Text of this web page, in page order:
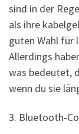
sind in der
als ihre
guten Wahl für
Allerdings
was bedeutet,
wenn du sie
3. Bluetooth-